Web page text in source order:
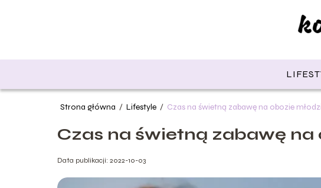
Strona główna / Lifestyle / Czas na świetną zabawę na obozie
Czas na świetną zabawę
Data publikacji: 2022-10-03